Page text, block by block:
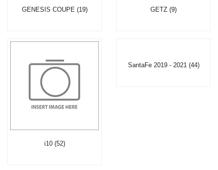
GENESIS COUPE (19) GETZ (9)
i10 (52)
SantaFe 2019 - 2021 (44)